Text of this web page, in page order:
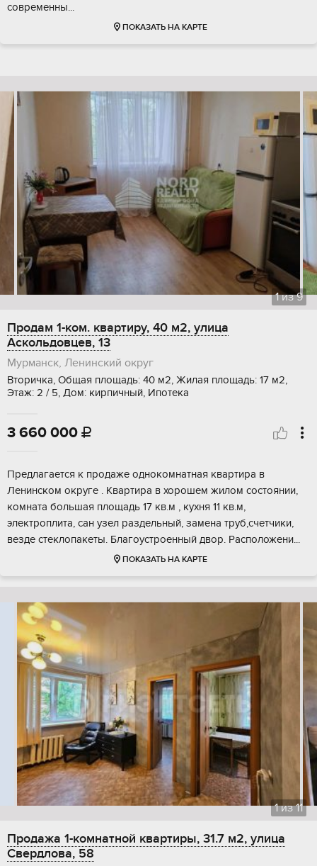
современны...
ПОКАЗАТЬ НА КАРТЕ
1из9
Продам 1-ком. квартиру, 40 м2, улица
Аскольдовцев, 13
Мурманск, Ленинский округ
Вторичка, Общая площадь: 40 м2, Жилая площадь: 17 м2,
Этаж: 2 / 5, Дом: кирпичный, Ипотека
3 660 000 
Предлагается к продаже однокомнатная квартира в
Ленинском округе . Квартира в хорошем жилом состоянии,
комната большая площадь 17 кв.м , кухня 11 кв.м,
электроплита, сан узел раздельный, замена труб,счетчики,
везде стеклопакеты. Благоустроенный двор. Расположени...
ПОКАЗАТЬ НА КАРТЕ
1из11
Продажа 1-комнатной квартиры, 31.7 м2, улица
Свердлова, 58